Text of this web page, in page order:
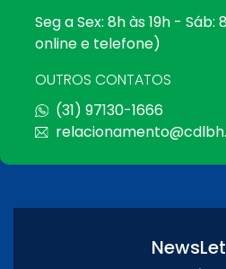
Seg a Sex: 8h às 19h -
online e telefone)
OUTROS CONTATOS
(31) 97130-1666